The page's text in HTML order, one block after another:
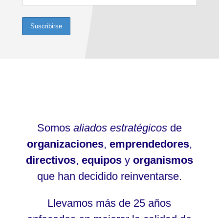
Somos aliados estratégicosde
organizaciones, emprendedores,
directivos, equiposy organismos
que han decidido reinventarse.
Llevamos más de 25 años